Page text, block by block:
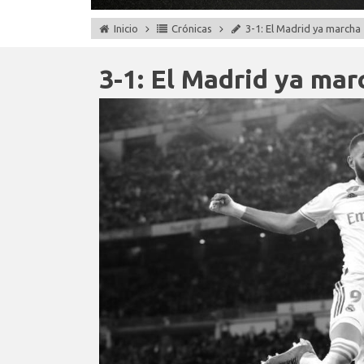
Inicio Crónicas 3-1: El Madrid ya marcha
3-1: El Madrid ya